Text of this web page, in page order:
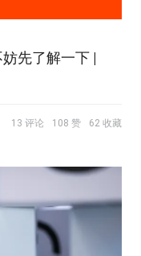
先了解一下 |
13 评论 108 赞 62 收藏